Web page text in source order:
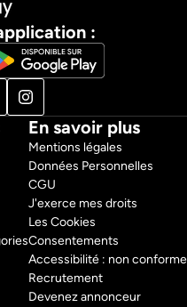
marketing visionnaire : le
fort à Atlanta, le père Noël
des campagnes devenues
au cinéma, notamment dans
son image face aux
Comment le géant réussit-il à
la folle épopée de
iconique de la planète.
:
En savoir plus
Mentions légales
Données Personnelles
CGU
J'exerce mes droits
Les Cookies
Consentements
Accessibilité : non conforme
Recrutement
Devenez annonceur